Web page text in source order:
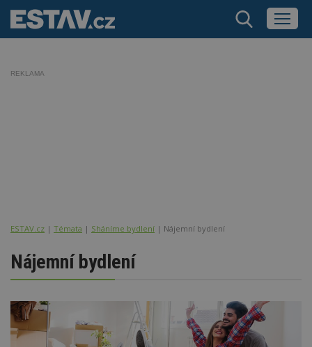
REKLAMA
ESTAV.cz Témata Sháníme bydlení Nájemní bydlení
Nájemní bydlení